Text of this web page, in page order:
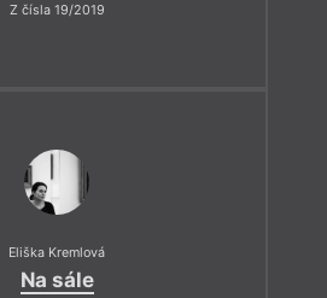
Z čísla 19/2019
Eliška Kremlová
Na sále